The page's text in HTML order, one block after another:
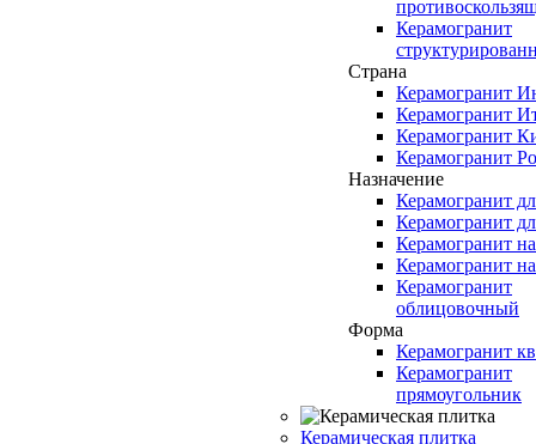
Керамогранит
Страна
Керамогранит
Керамогранит
Керамогранит
Керамогранит
Назначение
Керамогранит
Керамогранит
Керамогранит
Керамогранит
Керамогранит
облицовочный
Форма
Керамогранит
Керамогранит
прямоугольник
Керамическая плитка